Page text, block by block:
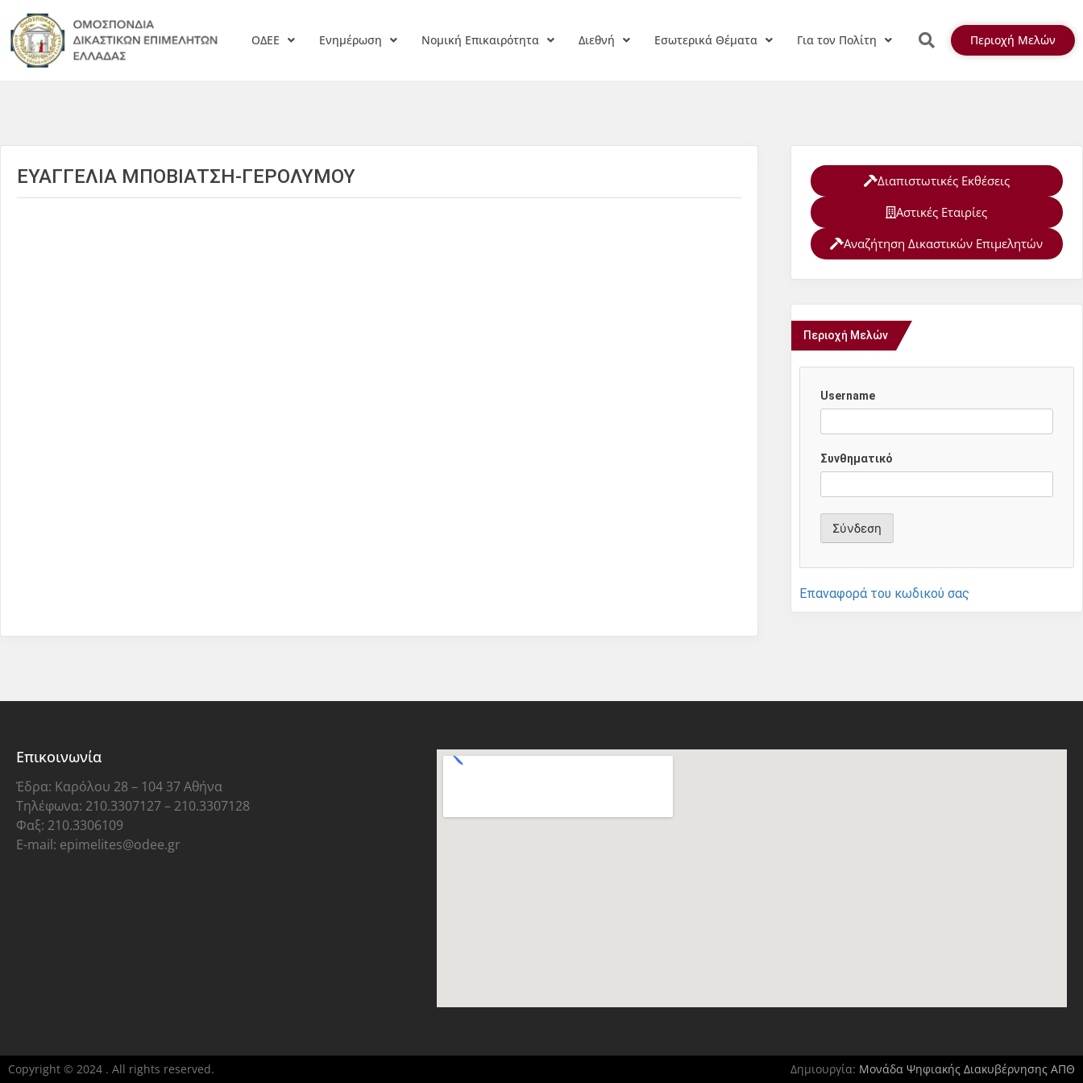
ΟΔΕΕ Ενημέρωση Νομική Επικαιρότητα Διεθνή Εσωτερικά Θέματα Για τον Πολίτη Περιοχή Μελών
ΕΥΑΓΓΕΛΙΑ ΜΠΟΒΙΑΤΣΗ-ΓΕΡΟΛΥΜΟΥ
Διαπιστωτικές Εκθέσεις
Αστικές Εταιρίες
Αναζήτηση Δικαστικών Επιμελητών
Περιοχή Μελών
Username
Συνθηματικό
Επαναφορά του κωδικού σας
Επικοινωνία
Έδρα: Καρόλου 28 – 104 37 Αθήνα
Τηλέφωνα: 210.3307127 – 210.3307128
Φαξ: 210.3306109
E-mail: epimelites@odee.gr
Copyright © 2024 . All rights reserved. Δημιουργία: Μονάδα Ψηφιακής Διακυβέρνησης ΑΠΘ